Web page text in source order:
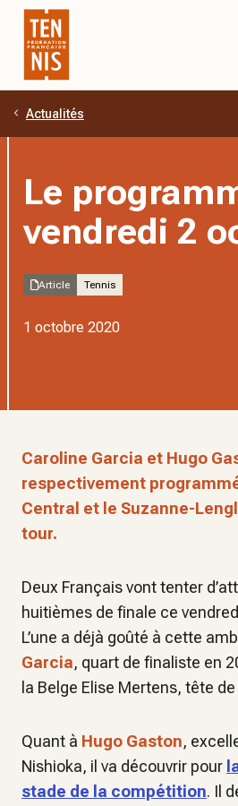
Aller au contenu principal
Actualités
Le
vendredi 2
Article Tennis
1 octobre 2020
Caroline Garcia et Hugo
respectivement
Central et le Suzanne-
tour.
Deux Français vont tenter
huitièmes de finale ce
L’une a déjà goûté à cette
Garcia, quart de finaliste en
la Belge Elise Mertens, tête de
Quant à Hugo Gaston,
Nishioka, il va découvrir pour
stade de la compétition. Il